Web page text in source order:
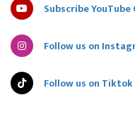
Subscribe YouTube
Follow us on
Follow us on Tiktok